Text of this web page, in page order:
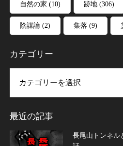
自然の家 (10) 跡地 (306)
陰謀論 (2) 集落 (9)
カテゴリー
最近の記事
長尾山トンネル